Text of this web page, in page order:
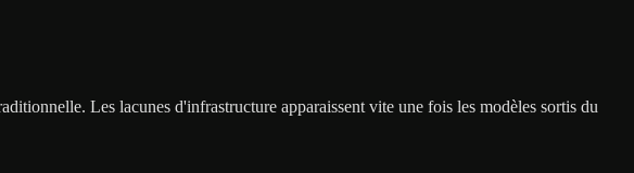
Les lacunes d'infrastructure apparaissent vite une fois les modèles sortis du